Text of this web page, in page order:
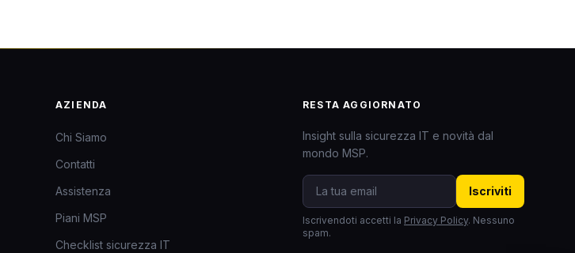
AZIENDA
Chi Siamo
Contatti
Assistenza
Piani MSP
Checklist sicurezza IT
RESTA AGGIORNATO
Insight sulla sicurezza IT e novità dal
mondo MSP.
Iscriviti
Iscrivendoti accetti la Privacy Policy. Nessuno
spam.